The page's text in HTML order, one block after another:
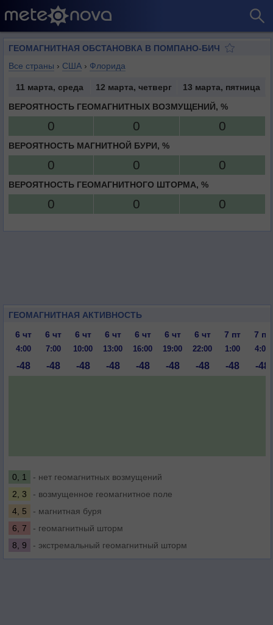
ГЕОМАГНИТНАЯ ОБСТАНОВКА В ПОМПАНО-БИЧ
Все страны › США › Флорида
11 марта, среда 12 марта, четверг
13 марта, пятница
ВЕРОЯТНОСТЬ ГЕОМАГНИТНЫХ ВОЗМУЩЕНИЙ, %
0 0 0
ВЕРОЯТНОСТЬ МАГНИТНОЙ БУРИ, %
0 0 0
ВЕРОЯТНОСТЬ ГЕОМАГНИТНОГО ШТОРМА, %
0 0 0
ГЕОМАГНИТНАЯ АКТИВНОСТЬ
6 чт
6 чт 6 чт 6 чт 6 чт 6 чт 6 чт 7 пт 7 пт
4:00 7:00 10:00 13:00 16:00 19:00 22:00 1:00 4:00
-48 -48 -48 -48 -48 -48 -48 -48 -48
0, 1
- нет геомагнитных возмущений
2, 3
- возмущенное геомагнитное поле
4, 5
- магнитная буря
6, 7
- геомагнитный шторм
8, 9
- экстремальный геомагнитный шторм